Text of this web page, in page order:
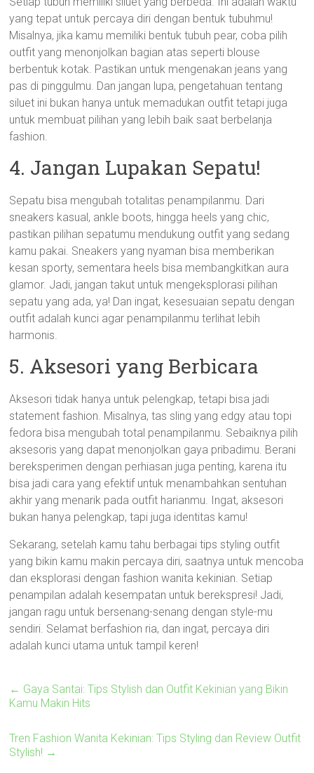
yang tepat untuk percaya diri dengan bentuk tubuhmu!
Misalnya, jika kamu memiliki bentuk tubuh pear, coba pilih
outfit yang menonjolkan bagian atas seperti blouse
berbentuk kotak. Pastikan untuk mengenakan jeans yang
pas di pinggulmu. Dan jangan lupa, pengetahuan tentang
siluet ini bukan hanya untuk memadukan outfit tetapi juga
untuk membuat pilihan yang lebih baik saat berbelanja
fashion.
4. Jangan Lupakan Sepatu!
Sepatu bisa mengubah totalitas penampilanmu. Dari
sneakers kasual, ankle boots, hingga heels yang chic,
pastikan pilihan sepatumu mendukung outfit yang sedang
kamu pakai. Sneakers yang nyaman bisa memberikan
kesan sporty, sementara heels bisa membangkitkan aura
glamor. Jadi, jangan takut untuk mengeksplorasi pilihan
sepatu yang ada, ya! Dan ingat, kesesuaian sepatu dengan
outfit adalah kunci agar penampilanmu terlihat lebih
harmonis.
5. Aksesori yang Berbicara
Aksesori tidak hanya untuk pelengkap, tetapi bisa jadi
statement fashion. Misalnya, tas sling yang edgy atau topi
fedora bisa mengubah total penampilanmu. Sebaiknya pilih
aksesoris yang dapat menonjolkan gaya pribadimu. Berani
bereksperimen dengan perhiasan juga penting, karena itu
bisa jadi cara yang efektif untuk menambahkan sentuhan
akhir yang menarik pada outfit harianmu. Ingat, aksesori
bukan hanya pelengkap, tapi juga identitas kamu!
Sekarang, setelah kamu tahu berbagai tips styling outfit
yang bikin kamu makin percaya diri, saatnya untuk mencoba
dan eksplorasi dengan fashion wanita kekinian. Setiap
penampilan adalah kesempatan untuk berekspresi! Jadi,
jangan ragu untuk bersenang-senang dengan style-mu
sendiri. Selamat berfashion ria, dan ingat, percaya diri
adalah kunci utama untuk tampil keren!
← Gaya Santai: Tips Stylish dan Outfit Kekinian yang Bikin
Kamu Makin Hits
Tren Fashion Wanita Kekinian: Tips Styling dan Review Outfit
Stylish! →